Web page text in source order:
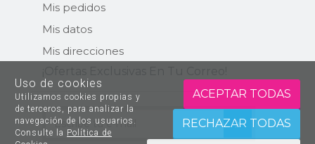
Mis pedidos
Mis datos
Mis direcciones
ENVIAR
Uso de cookies
Utilizamos cookies propias y
de terceros, para analizar la
navegación de los usuarios.
Consulte la Política de
ACEPTAR TODAS
RECHAZAR TODAS